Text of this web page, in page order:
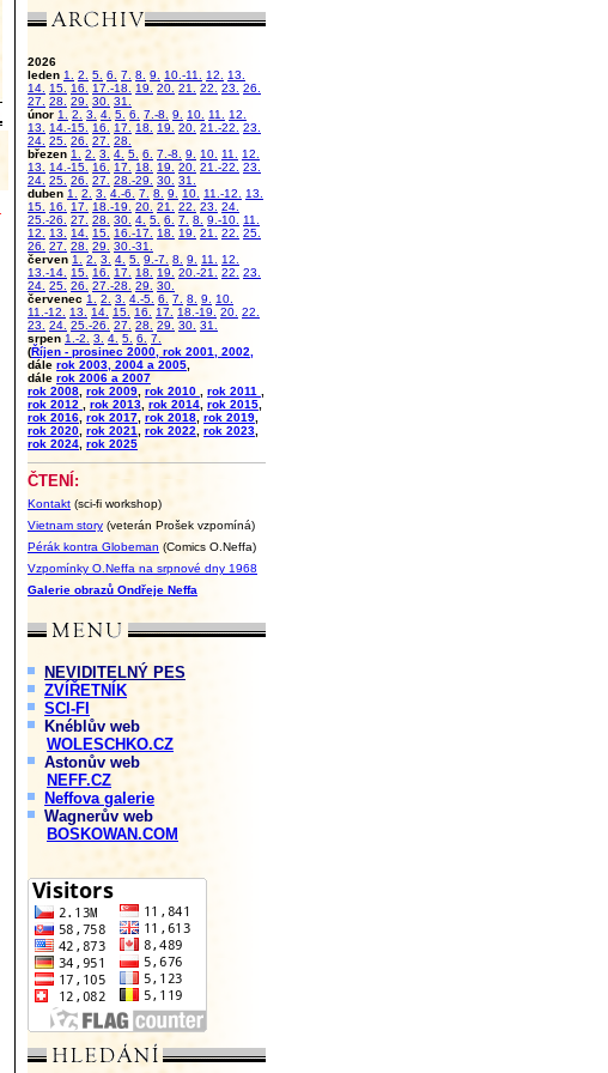
2026
leden 1. 2. 5. 6. 7. 8. 9. 10.-11. 12.
13.
14.
15. 16. 17.-18. 19. 20. 21. 22. 23.
26.
27.
28. 29. 30. 31.
únor 1. 2. 3. 4. 5. 6. 7.-8. 9. 10. 11.
12.
13.
14.-15. 16. 17. 18. 19. 20. 21.-22.
23.
24. 25. 26. 27.
28.
březen 1. 2. 3. 4. 5. 6. 7.-8. 9. 10. 11.
12.
13.
14.-15. 16. 17. 18. 19. 20. 21.-22.
23.
24. 25. 26. 27. 28.-29. 30. 31.
duben 1. 2. 3. 4.-6. 7. 8. 9. 10. 11.-12.
13.
15.
16. 17. 18.-19. 20. 21. 22. 23.
24.
25.-26.
27. 28. 30. 4. 5. 6. 7. 8. 9.-10.
11.
12.
13. 14. 15. 16.-17. 18. 19. 21. 22.
25.
26.
27. 28. 29.
30.-31.
červen 1. 2. 3. 4. 5. 9.-7. 8. 9. 11.
12.
13.-14.
15. 16. 17. 18. 19. 20.-21. 22.
23.
24. 25. 26. 27.-28. 29.
30.
červenec 1. 2. 3. 4.-5. 6. 7. 8. 9.
10.
11.-12.
13. 14. 15. 16. 17. 18.-19. 20. 22.
23.
24. 25.-26. 27. 28. 29. 30. 31.
srpen 1.-2. 3. 4. 5. 6. 7.
(Říjen - prosinec 2000, rok 2001, 2002,
dále rok 2003, 2004 a 2005
dále rok 2006 a 2007
rok 2008 rok 2009 rok 2010 rok 2011
rok 2012
rok 2013 rok 2014 rok 2015
rok 2016 rok 2017 rok 2018 rok 2019
rok 2020 rok 2021 rok 2022 rok 2023
rok 2024 rok 2025
ČTENÍ:
Kontakt (sci-fi workshop)
Vietnam story (veterán Prošek vzpomíná)
Pérák kontra Globeman (Comics O.Neffa)
Vzpomínky O.Neffa na srpnové dny 1968
Galerie obrazů Ondřeje Neffa
NEVIDITELNÝ PES
ZVÍŘETNÍK
SCI-FI
Knéblův web
WOLESCHKO.CZ
Astonův web
NEFF.CZ
Neffova galerie
Wagnerův web
BOSKOWAN.COM